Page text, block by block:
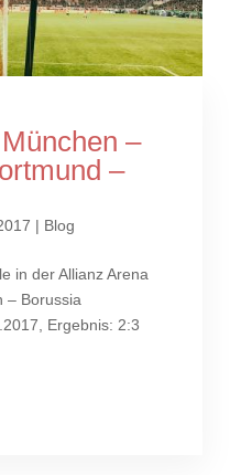
–
–
| Blog
in der Allianz Arena
– Borussia
Ergebnis: 2:3